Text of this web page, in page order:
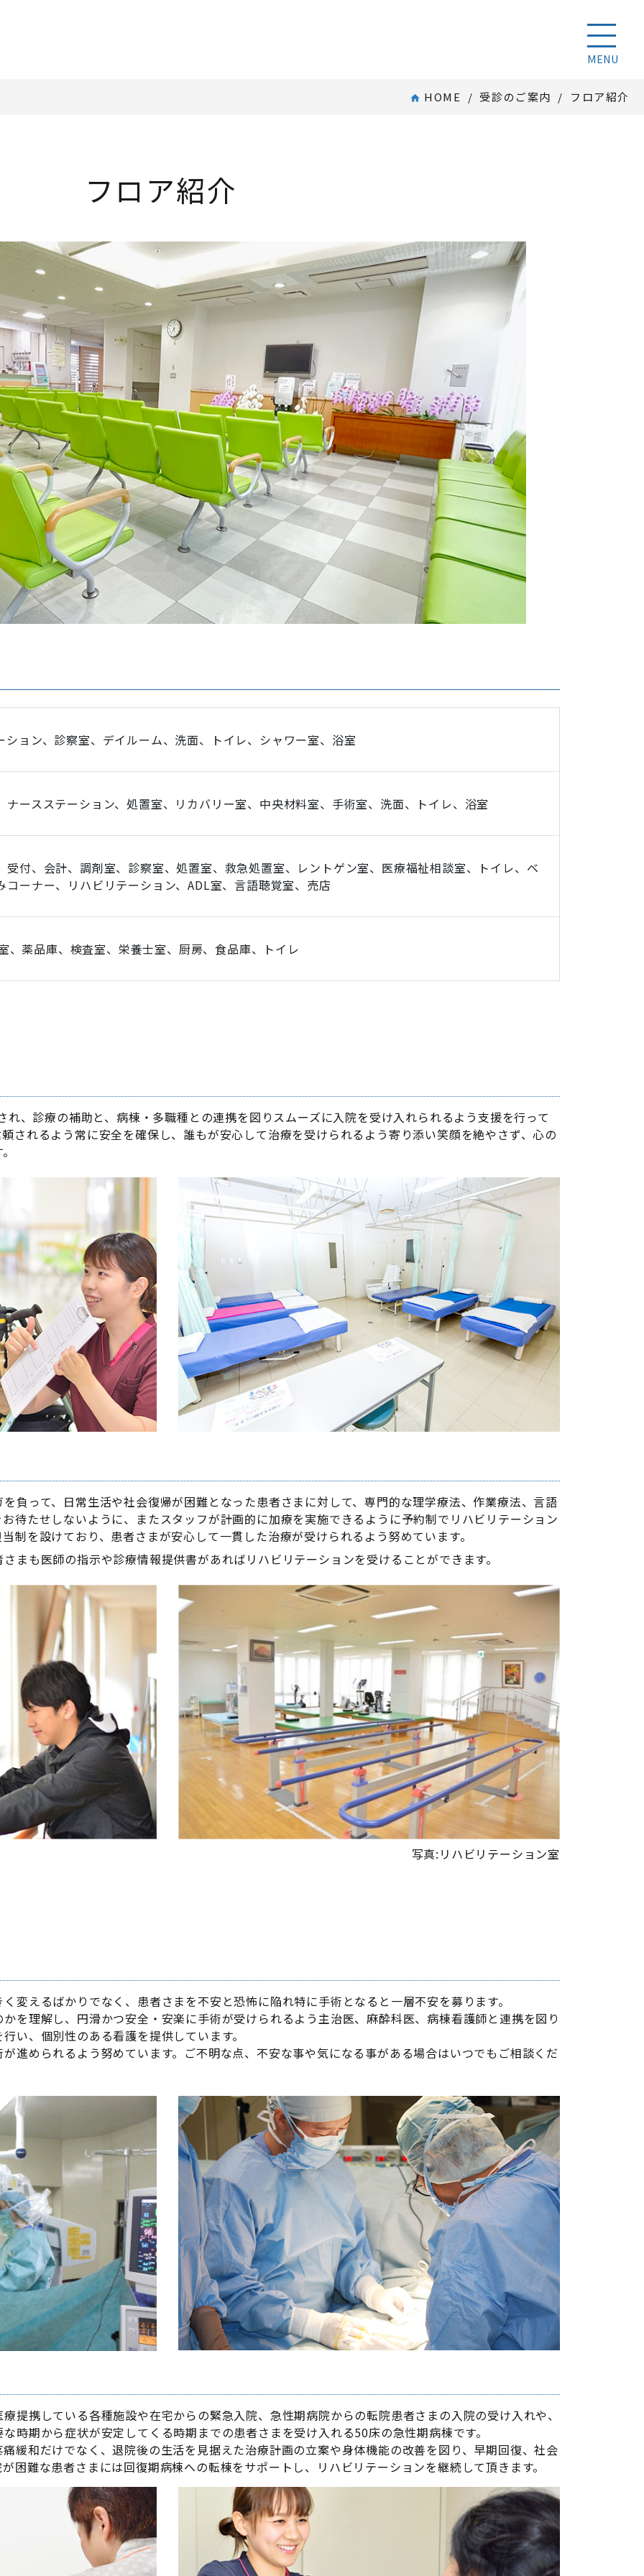
toggle
MENU
home HOME / 受診のご案内 / フロア紹介
フロア紹介
ション、診察室、デイルーム、洗面、トイレ、シャワー室、浴室
ナースステーション、処置室、リカバリー室、中央材料室、手術室、洗面、トイレ、浴室
受付、会計、調剤室、診察室、処置室、救急処置室、レントゲン室、医療福祉相談室、トイレ、ベ
コーナー、リハビリテーション、ADL室、言語聴覚室、売店
、薬品庫、検査室、栄養士室、厨房、食品庫、トイレ
、診療の補助と、病棟・多職種との連携を図りスムーズに入院を受け入れられるよう支援を行って
されるよう常に安全を確保し、誰もが安心して治療を受けられるよう寄り添い笑顔を絶やさず、心の
負って、日常生活や社会復帰が困難となった患者さまに対して、専門的な理学療法、作業療法、言語
待たせしないように、またスタッフが計画的に加療を実施できるように予約制でリハビリテーション
制を設けており、患者さまが安心して一貫した治療が受けられるよう努めています。
まも医師の指示や診療情報提供書があればリハビリテーションを受けることができます。
写真:リハビリテーション室
変えるばかりでなく、患者さまを不安と恐怖に陥れ特に手術となると一層不安を募ります。
を理解し、円滑かつ安全・安楽に手術が受けられるよう主治医、麻酔科医、病棟看護師と連携を図り
い、個別性のある看護を提供しています。
進められるよう努めています。ご不明な点、不安な事や気になる事がある場合はいつでもご相談くだ
提携している各種施設や在宅からの緊急入院、急性期病院からの転院患者さまの入院の受け入れや、
時期から症状が安定してくる時期までの患者さまを受け入れる50床の急性期病棟です。
緩和だけでなく、退院後の生活を見据えた治療計画の立案や身体機能の改善を図り、早期回復、社会
困難な患者さまには回復期病棟への転棟をサポートし、リハビリテーションを継続して頂きます。